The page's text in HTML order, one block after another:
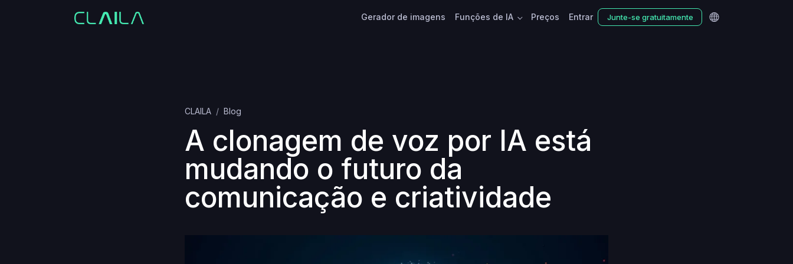
Gerador de imagens Funções de IA Preços Entrar Junte-se gratuitamente
CLAILA Blog
A clonagem de voz por IA está
mudando o futuro da
comunicação e criatividade